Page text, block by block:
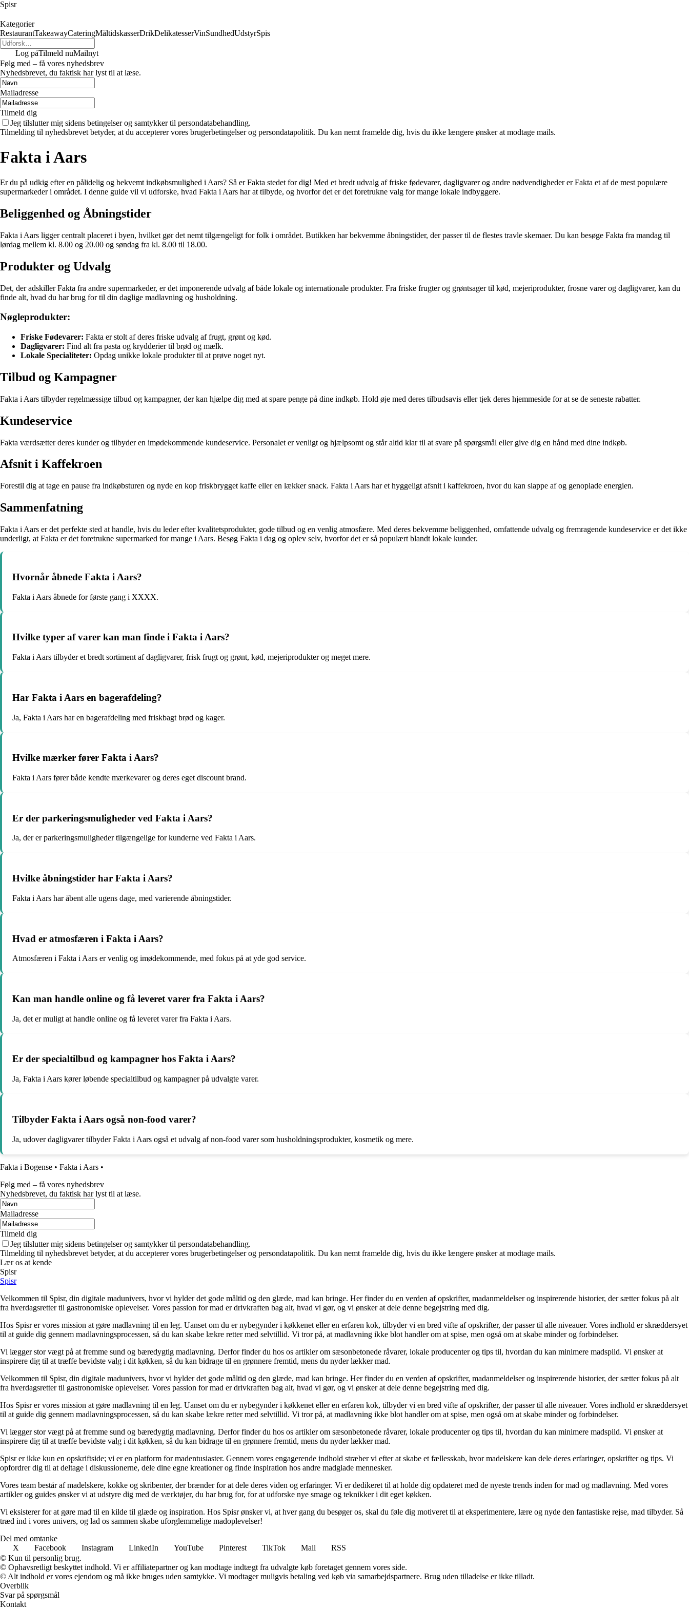
Spisr
Kategorier
RestaurantTakeawayCateringMåltidskasserDrikDelikatesserVinSundhedUdstyrSpis
Log påTilmeld nuMailnyt
Følg med – få vores nyhedsbrev
Nyhedsbrevet, du faktisk har lyst til at læse.
Mailadresse
Tilmeld dig
Jeg tilslutter mig sidens betingelser og samtykker til persondatabehandling.
Tilmelding til nyhedsbrevet betyder, at du accepterer vores brugerbetingelser og persondatapolitik. Du kan nemt framelde dig, hvis du ikke længere ønsker at modtage mails.
Fakta i Aars
Er du på udkig efter en pålidelig og bekvemt indkøbsmulighed i Aars? Så er Fakta stedet for dig! Med et bredt udvalg af friske fødevarer, dagligvarer og andre nødvendigheder er Fakta et af de mest populære
supermarkeder i området. I denne guide vil vi udforske, hvad Fakta i Aars har at tilbyde, og hvorfor det er det foretrukne valg for mange lokale indbyggere.
Beliggenhed og Åbningstider
Fakta i Aars ligger centralt placeret i byen, hvilket gør det nemt tilgængeligt for folk i området. Butikken har bekvemme åbningstider, der passer til de flestes travle skemaer. Du kan besøge Fakta fra mandag til
lørdag mellem kl. 8.00 og 20.00 og søndag fra kl. 8.00 til 18.00.
Produkter og Udvalg
Det, der adskiller Fakta fra andre supermarkeder, er det imponerende udvalg af både lokale og internationale produkter. Fra friske frugter og grøntsager til kød, mejeriprodukter, frosne varer og dagligvarer, kan du
finde alt, hvad du har brug for til din daglige madlavning og husholdning.
Nøgleprodukter:
Friske Fødevarer: Fakta er stolt af deres friske udvalg af frugt, grønt og kød.
Dagligvarer: Find alt fra pasta og krydderier til brød og mælk.
Lokale Specialiteter: Opdag unikke lokale produkter til at prøve noget nyt.
Tilbud og Kampagner
Fakta i Aars tilbyder regelmæssige tilbud og kampagner, der kan hjælpe dig med at spare penge på dine indkøb. Hold øje med deres tilbudsavis eller tjek deres hjemmeside for at se de seneste rabatter.
Kundeservice
Fakta værdsætter deres kunder og tilbyder en imødekommende kundeservice. Personalet er venligt og hjælpsomt og står altid klar til at svare på spørgsmål eller give dig en hånd med dine indkøb.
Afsnit i Kaffekroen
Forestil dig at tage en pause fra indkøbsturen og nyde en kop friskbrygget kaffe eller en lækker snack. Fakta i Aars har et hyggeligt afsnit i kaffekroen, hvor du kan slappe af og genoplade energien.
Sammenfatning
Fakta i Aars er det perfekte sted at handle, hvis du leder efter kvalitetsprodukter, gode tilbud og en venlig atmosfære. Med deres bekvemme beliggenhed, omfattende udvalg og fremragende kundeservice er det ikke
underligt, at Fakta er det foretrukne supermarked for mange i Aars. Besøg Fakta i dag og oplev selv, hvorfor det er så populært blandt lokale kunder.
Hvornår åbnede Fakta i Aars?
Fakta i Aars åbnede for første gang i XXXX.
Hvilke typer af varer kan man finde i Fakta i Aars?
Fakta i Aars tilbyder et bredt sortiment af dagligvarer, frisk frugt og grønt, kød, mejeriprodukter og meget mere.
Har Fakta i Aars en bagerafdeling?
Ja, Fakta i Aars har en bagerafdeling med friskbagt brød og kager.
Hvilke mærker fører Fakta i Aars?
Fakta i Aars fører både kendte mærkevarer og deres eget discount brand.
Er der parkeringsmuligheder ved Fakta i Aars?
Ja, der er parkeringsmuligheder tilgængelige for kunderne ved Fakta i Aars.
Hvilke åbningstider har Fakta i Aars?
Fakta i Aars har åbent alle ugens dage, med varierende åbningstider.
Hvad er atmosfæren i Fakta i Aars?
Atmosfæren i Fakta i Aars er venlig og imødekommende, med fokus på at yde god service.
Kan man handle online og få leveret varer fra Fakta i Aars?
Ja, det er muligt at handle online og få leveret varer fra Fakta i Aars.
Er der specialtilbud og kampagner hos Fakta i Aars?
Ja, Fakta i Aars kører løbende specialtilbud og kampagner på udvalgte varer.
Tilbyder Fakta i Aars også non-food varer?
Ja, udover dagligvarer tilbyder Fakta i Aars også et udvalg af non-food varer som husholdningsprodukter, kosmetik og mere.
Fakta i Bogense • Fakta i Aars •
Følg med – få vores nyhedsbrev
Nyhedsbrevet, du faktisk har lyst til at læse.
Mailadresse
Tilmeld dig
Jeg tilslutter mig sidens betingelser og samtykker til persondatabehandling.
Tilmelding til nyhedsbrevet betyder, at du accepterer vores brugerbetingelser og persondatapolitik. Du kan nemt framelde dig, hvis du ikke længere ønsker at modtage mails.
Lær os at kende
Spisr
Spisr
Velkommen til Spisr, din digitale madunivers, hvor vi hylder det gode måltid og den glæde, mad kan bringe. Her finder du en verden af opskrifter, madanmeldelser og inspirerende historier, der sætter fokus på alt
fra hverdagsretter til gastronomiske oplevelser. Vores passion for mad er drivkraften bag alt, hvad vi gør, og vi ønsker at dele denne begejstring med dig.
Hos Spisr er vores mission at gøre madlavning til en leg. Uanset om du er nybegynder i køkkenet eller en erfaren kok, tilbyder vi en bred vifte af opskrifter, der passer til alle niveauer. Vores indhold er skræddersyet
til at guide dig gennem madlavningsprocessen, så du kan skabe lækre retter med selvtillid. Vi tror på, at madlavning ikke blot handler om at spise, men også om at skabe minder og forbindelser.
Vi lægger stor vægt på at fremme sund og bæredygtig madlavning. Derfor finder du hos os artikler om sæsonbetonede råvarer, lokale producenter og tips til, hvordan du kan minimere madspild. Vi ønsker at
inspirere dig til at træffe bevidste valg i dit køkken, så du kan bidrage til en grønnere fremtid, mens du nyder lækker mad.
Velkommen til Spisr, din digitale madunivers, hvor vi hylder det gode måltid og den glæde, mad kan bringe. Her finder du en verden af opskrifter, madanmeldelser og inspirerende historier, der sætter fokus på alt
fra hverdagsretter til gastronomiske oplevelser. Vores passion for mad er drivkraften bag alt, hvad vi gør, og vi ønsker at dele denne begejstring med dig.
Hos Spisr er vores mission at gøre madlavning til en leg. Uanset om du er nybegynder i køkkenet eller en erfaren kok, tilbyder vi en bred vifte af opskrifter, der passer til alle niveauer. Vores indhold er skræddersyet
til at guide dig gennem madlavningsprocessen, så du kan skabe lækre retter med selvtillid. Vi tror på, at madlavning ikke blot handler om at spise, men også om at skabe minder og forbindelser.
Vi lægger stor vægt på at fremme sund og bæredygtig madlavning. Derfor finder du hos os artikler om sæsonbetonede råvarer, lokale producenter og tips til, hvordan du kan minimere madspild. Vi ønsker at
inspirere dig til at træffe bevidste valg i dit køkken, så du kan bidrage til en grønnere fremtid, mens du nyder lækker mad.
Spisr er ikke kun en opskriftside; vi er en platform for madentusiaster. Gennem vores engagerende indhold stræber vi efter at skabe et fællesskab, hvor madelskere kan dele deres erfaringer, opskrifter og tips. Vi
opfordrer dig til at deltage i diskussionerne, dele dine egne kreationer og finde inspiration hos andre madglade mennesker.
Vores team består af madelskere, kokke og skribenter, der brænder for at dele deres viden og erfaringer. Vi er dedikeret til at holde dig opdateret med de nyeste trends inden for mad og madlavning. Med vores
artikler og guides ønsker vi at udstyre dig med de værktøjer, du har brug for, for at udforske nye smage og teknikker i dit eget køkken.
Vi eksisterer for at gøre mad til en kilde til glæde og inspiration. Hos Spisr ønsker vi, at hver gang du besøger os, skal du føle dig motiveret til at eksperimentere, lære og nyde den fantastiske rejse, mad tilbyder. Så
træd ind i vores univers, og lad os sammen skabe uforglemmelige madoplevelser!
Del med omtanke
X
Facebook Instagram LinkedIn YouTube Pinterest TikTok Mail
RSS
© Kun til personlig brug.
© Ophavsretligt beskyttet indhold. Vi er affiliatepartner og kan modtage indtægt fra udvalgte køb foretaget gennem vores side.
© Alt indhold er vores ejendom og må ikke bruges uden samtykke. Vi modtager muligvis betaling ved køb via samarbejdspartnere. Brug uden tilladelse er ikke tilladt.
Overblik
Svar på spørgsmål
Kontakt